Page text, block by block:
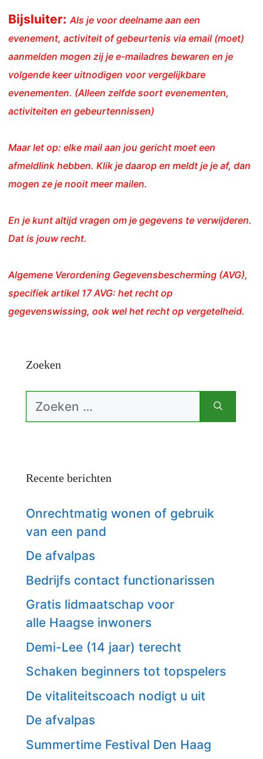
Bijsluiter: Als je voor deelname aan een
evenement, activiteit of gebeurtenis via email (moet)
aanmelden mogen zij je e-mailadres bewaren en je
volgende keer uitnodigen voor vergelijkbare
evenementen. (Alleen zelfde soort evenementen,
activiteiten en gebeurtennissen)
Maar let op: elke mail aan jou gericht moet een
afmeldlink hebben. Klik je daarop en meldt je je af, dan
mogen ze je nooit meer mailen.
En je kunt altijd vragen om je gegevens te verwijderen.
Dat is jouw recht.
Algemene Verordening Gegevensbescherming (AVG),
specifiek artikel 17 AVG: het recht op
gegevenswissing, ook wel het recht op vergetelheid.
Zoeken
Zoek
Recente berichten
Onrechtmatig wonen of gebruik
van een pand
De afvalpas
Bedrijfs contact functionarissen
Gratis lidmaatschap voor
alle Haagse inwoners
Demi-Lee (14 jaar) terecht
Schaken beginners tot topspelers
De vitaliteitscoach nodigt u uit
De afvalpas
Summertime Festival Den Haag